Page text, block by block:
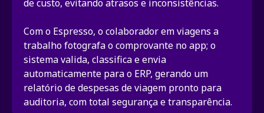
de custo, evitando atrasos e inconsistências.
Com o Espresso, o colaborador em viagens a
trabalho fotografa o comprovante no app; o
sistema valida, classifica e envia
automaticamente para o ERP, gerando um
relatório de despesas de viagem pronto para
auditoria, com total segurança e transparência.